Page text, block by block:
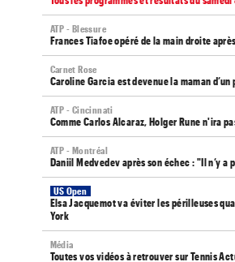
ATP - Blessure
Frances Tiafoe opéré de la main droite
Carnet Rose
Caroline Garcia est devenue la maman
ATP - Cincinnati
Comme Carlos Alcaraz, Holger Rune n'ira
ATP - Montréal
Daniil Medvedev après son échec : "Il n’y a
US Open
Elsa Jacquemot va éviter les périlleuses
York
Média
Toutes vos vidéos à retrouver sur Tennis